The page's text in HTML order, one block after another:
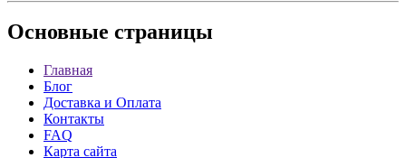
Основные страницы
Главная
Блог
Доставка и Оплата
Контакты
FAQ
Карта сайта